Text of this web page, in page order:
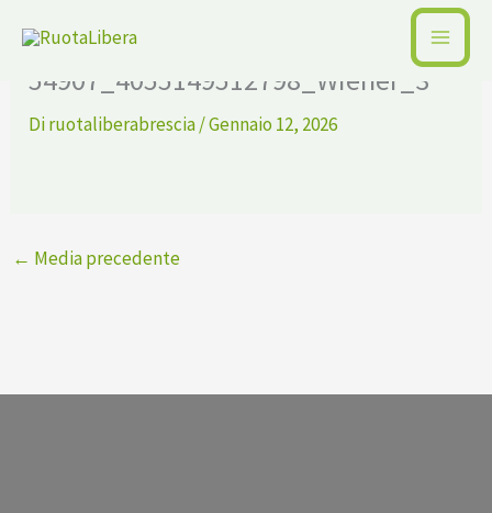
contenuto
250 19
54907_4055149512798_Wiener_3
Diruotaliberabrescia/Gennaio 12, 2026
← Media precedente